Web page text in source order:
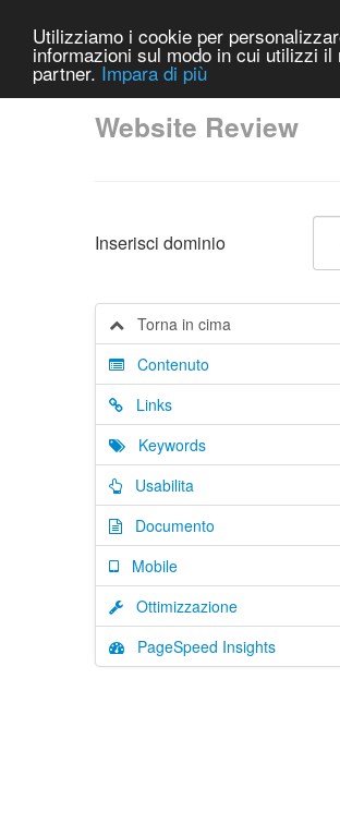
Utilizziamo i cookie per
informazioni sul modo in cui utilizzi
partner. Impara di più
Website Review
Inserisci dominio
Torna in cima
Contenuto
Links
Keywords
Usabilita
Documento
Mobile
Ottimizzazione
PageSpeed Insights